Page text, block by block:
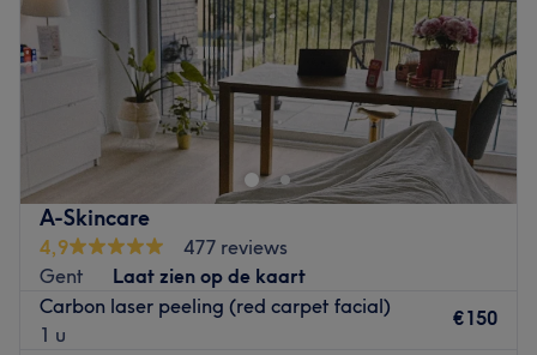
A-Skincare
4,9
477 reviews
Gent
Laat zien op de kaart
Carbon laser peeling (red carpet facial)
1 u
€150